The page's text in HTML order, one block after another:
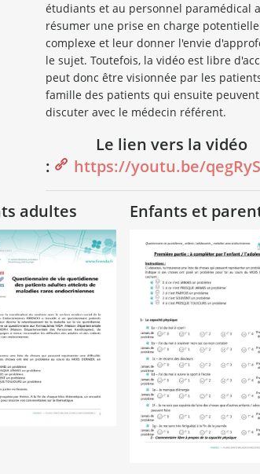
étudiants et au personnel paramédical
résumer une prise en charge
complexe et leur donner l'envie
le sujet. Toutefois, la vidéo est libre
peut donc être visionnée par les
famille des patients qui ensuite
discuter avec le médecin référent.
Le lien vers la vidéo
:
https://youtu.be/
adultes Enfants et